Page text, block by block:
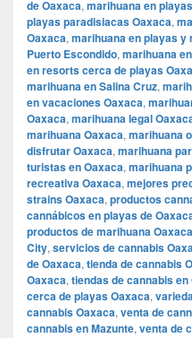
de Oaxaca, marihuana en
playas paradisiacas Oaxaca,
Oaxaca, marihuana en playas y
Puerto Escondido, marihuana
en resorts cerca de playas
marihuana en Salina Cruz,
en vacaciones Oaxaca,
Oaxaca, marihuana legal
marihuana Oaxaca, marihuana
disfrutar Oaxaca, marihuana
turistas en Oaxaca, marihuana
recreativa Oaxaca, mejores
strains Oaxaca, productos
cannábicos en playas de
productos de marihuana Oaxaca
City, servicios de cannabis
de Oaxaca, tienda de cannabis
Oaxaca, tiendas de cannabis
cerca de playas Oaxaca,
cannabis Oaxaca, venta de
cannabis en Mazunte, venta de